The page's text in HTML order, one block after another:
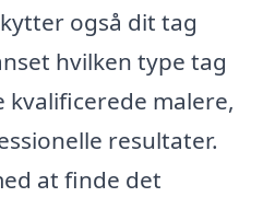
også dit tag
hvilken type tag
kvalificerede malere,
resultater.
at finde det